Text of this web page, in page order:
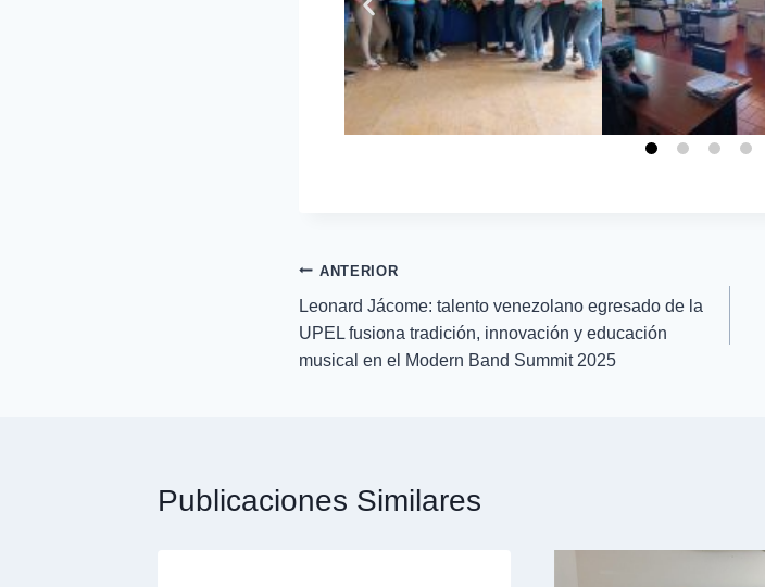
ANTERIOR
Leonard Jácome: talento venezolano egresado de la
UPEL fusiona tradición, innovación y educación
musical en el Modern Band Summit 2025
Publicaciones Similares